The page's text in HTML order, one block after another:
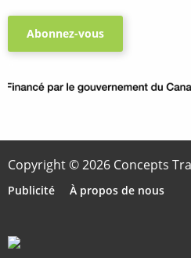
Abonnez-vous
Copyright © 2026 Concepts
Publicité À propos de nous